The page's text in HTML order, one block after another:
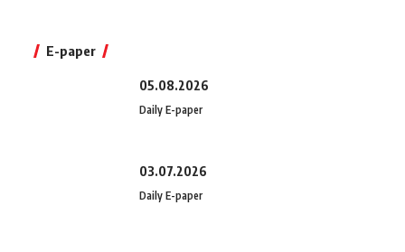
E-paper
05.08.2026
Daily E-paper
03.07.2026
Daily E-paper